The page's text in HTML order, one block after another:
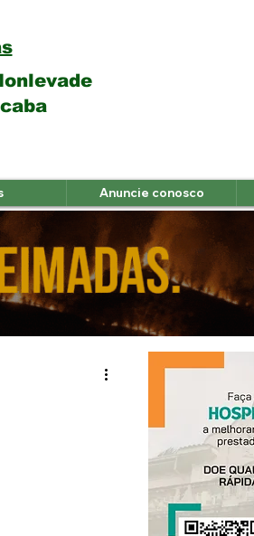
Anuncie conosco